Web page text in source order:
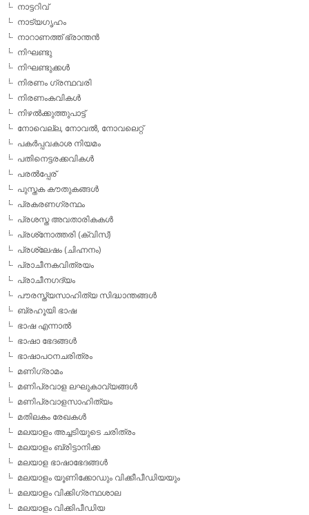
നാട്ടറിവ്
നാട്യഗൃഹം
നാറാണത്ത് ഭ്രാന്തന്‍
നിഘണ്ടു
നിഘണ്ടുക്കള്‍
നിരണം ഗ്രന്ഥവരി
നിരണംകവികള്‍
നിഴല്‍ക്കുത്തുപാട്ട്
നോവെല്ല, നോവല്‍, നോവലെറ്റ്
പകര്‍പ്പവകാശ നിയമം
പതിനെട്ടരക്കവികള്‍
പരല്‍പ്പേര്
പുസ്തക കൗതുകങ്ങള്‍
പ്രകരണഗ്രന്ഥം
പ്രശസ്ത അവതാരികകള്‍
പ്രശ്‌നോത്തരി (ക്വിസ്)
പ്രശ്ലേഷം (ചിഹ്നനം)
പ്രാചീനകവിത്രയം
പ്രാചീനഗദ്യം
പൗരസ്ത്യസാഹിത്യ സിദ്ധാന്തങ്ങള്‍
ബ്രഹൂയി ഭാഷ
ഭാഷ എന്നാല്‍
ഭാഷാ ഭേദങ്ങള്‍
ഭാഷാപഠനചരിത്രം
മണിഗ്രാമം
മണിപ്രവാള ലഘുകാവ്യങ്ങള്‍
മണിപ്രവാളസാഹിത്യം
മതിലകം രേഖകള്‍
മലയാളം അച്ചടിയുടെ ചരിത്രം
മലയാളം ബ്രിട്ടാനിക്ക
മലയാള ഭാഷാഭേദങ്ങള്‍
മലയാളം യൂണിക്കോഡും വിക്കീപീഡിയയും
മലയാളം വിക്കിഗ്രന്ഥശാല
മലയാളം വിക്കിപീഡിയ